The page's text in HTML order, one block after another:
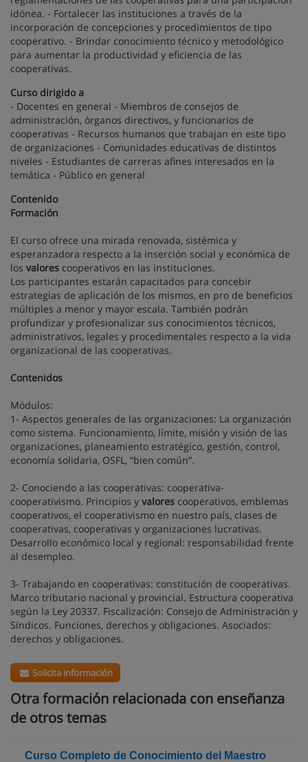
idónea. - Fortalecer las instituciones a través de la
incorporación de concepciones y procedimientos de tipo
cooperativo. - Brindar conocimiento técnico y metodológico
para aumentar la productividad y eficiencia de las
cooperativas.
Curso dirigido a
- Docentes en general - Miembros de consejos de
administración, órganos directivos, y funcionarios de
cooperativas - Recursos humanos que trabajan en este tipo
de organizaciones - Comunidades educativas de distintos
niveles - Estudiantes de carreras afines interesados en la
temática - Público en general
Contenido
Formación
El curso ofrece una mirada renovada, sistémica y
esperanzadora respecto a la inserción social y económica de
los valores cooperativos en las instituciones.
Los participantes estarán capacitados para concebir
estrategias de aplicación de los mismos, en pro de beneficios
múltiples a menor y mayor escala. También podrán
profundizar y profesionalizar sus conocimientos técnicos,
administrativos, legales y procedimentales respecto a la vida
organizacional de las cooperativas.
Contenidos
Módulos:
1- Aspectos generales de las organizaciones: La organización
como sistema. Funcionamiento, límite, misión y visión de las
organizaciones, planeamiento estratégico, gestión, control,
economía solidaria, OSFL, “bien común”.
2- Conociendo a las cooperativas: cooperativa-
cooperativismo. Principios y valores cooperativos, emblemas
cooperativos, el cooperativismo en nuestro país, clases de
cooperativas, cooperativas y organizaciones lucrativas.
Desarrollo económico local y regional: responsabilidad frente
al desempleo.
3- Trabajando en cooperativas: constitución de cooperativas.
Marco tributario nacional y provincial. Estructura cooperativa
según la Ley 20337. Fiscalización: Consejo de Administración y
Síndicos. Funciones, derechos y obligaciones. Asociados:
derechos y obligaciones.
Solicita información
Otra formación relacionada con enseñanza
de otros temas
Curso Completo de Conocimiento del Maestro